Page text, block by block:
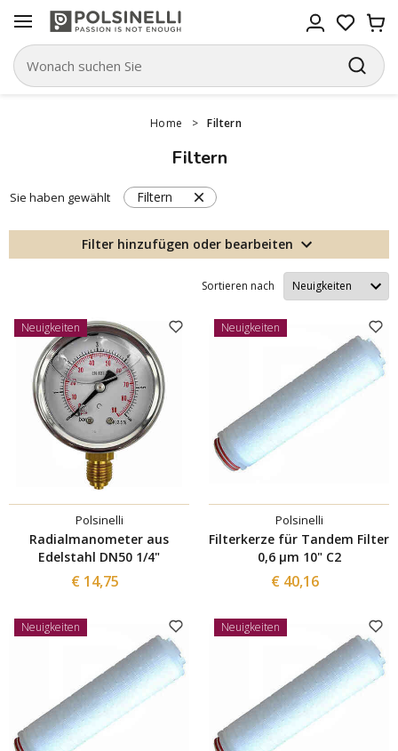
Home > Filtern
Filtern
Sie haben gewählt Filtern
Filter hinzufügen oder bearbeiten
Sortieren nach
Neuigkeiten
Polsinelli
Radialmanometer aus
Edelstahl DN50 1/4"
€ 14,75
Neuigkeiten
Polsinelli
Filterkerze für Tandem Filter
0,6 µm 10" C2
€ 40,16
Neuigkeiten Neuigkeiten